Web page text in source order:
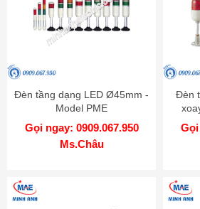
Đèn tầng dạng LED Ø45mm -
Model PME
Gọi ngay: 0909.067.950
Ms.Châu
Đèn
Gọi